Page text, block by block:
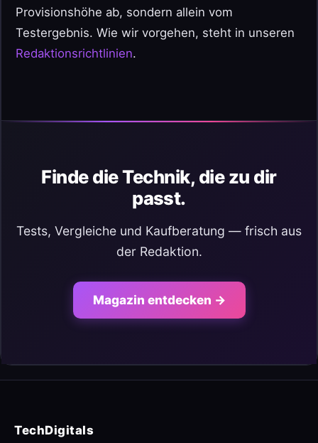
Provisionshöhe ab, sondern allein vom
Testergebnis. Wie wir vorgehen, steht in unseren
Redaktionsrichtlinien.
Finde die Technik, die zu dir
passt.
Tests, Vergleiche und Kaufberatung — frisch aus
der Redaktion.
Magazin entdecken →
TechDigitals